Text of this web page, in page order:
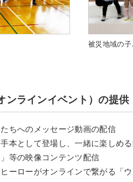
被災地域の
ンラインイベント）の提供
ちへのメッセージ動画の配信
本として登場し、一緒に楽しめ
等の映像コンテンツ配信
ーローがオンラインで繋がる「